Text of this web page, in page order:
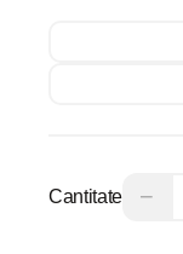
Cantitate −